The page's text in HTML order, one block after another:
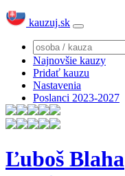
kauzuj.sk
Najnovšie kauzy
Pridať kauzu
Nastavenia
Poslanci 2023-2027
Ľuboš Blaha